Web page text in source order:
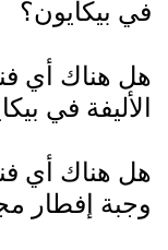
في بيكايون؟
هل هناك أي
الأليفة في
هل هناك أي
وجبة إفطار